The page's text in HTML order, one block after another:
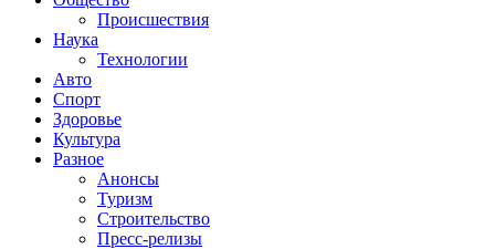
Происшествия
Наука
Технологии
Авто
Спорт
Здоровье
Культура
Разное
Анонсы
Туризм
Строительство
Пресс-релизы